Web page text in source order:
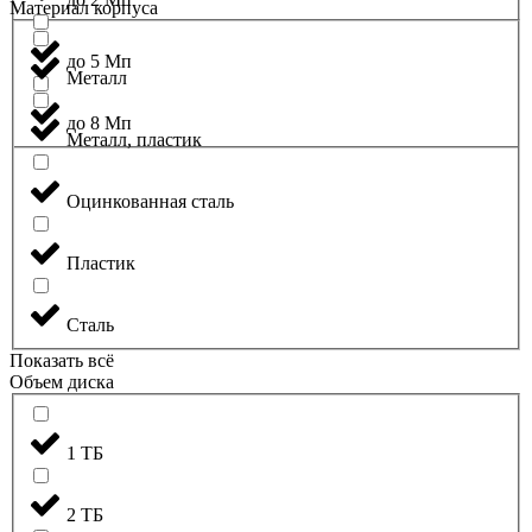
до 5 Мп
до 8 Мп
Материал корпуса
Металл
Металл, пластик
Оцинкованная сталь
Пластик
Сталь
Показать всё
Объем диска
1 ТБ
2 ТБ